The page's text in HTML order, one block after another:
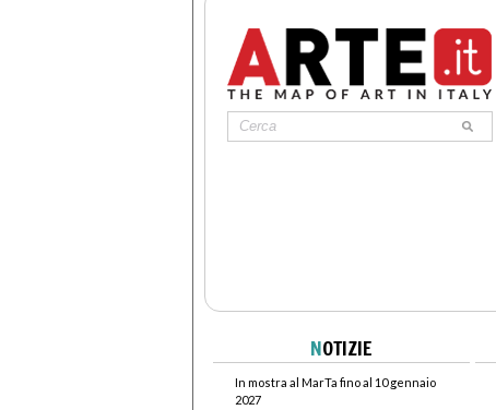
NOTIZIE
In mostra al MarTa fino al 10 gennaio
2027